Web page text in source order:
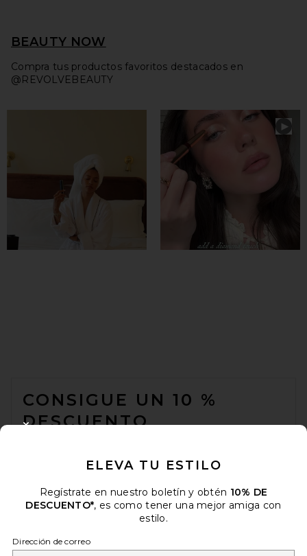
BEAUTY NOW
Compra tus productos favoritos destacados en
@REVOLVEBEAUTY
CONSIGUE UN 10 %
DESCUENTO
electrónico. Puede retirarse en cualquier momento.
Email Address
ELEVA TU ESTILO
Regístrate en nuestro boletín y obtén 10% DE
DESCUENTO*, es como tener una mejor amiga con
estilo.
Dirección de correo